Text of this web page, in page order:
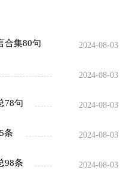
合集80句 2024-08-03
2024-08-03
78句 2024-08-03
条 2024-08-03
98条 2024-08-03